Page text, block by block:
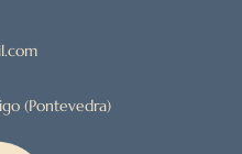
(Pontevedra)